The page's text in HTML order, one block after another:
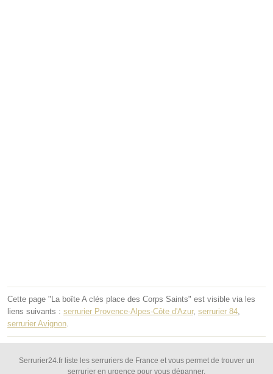
Cette page "La boîte A clés place des Corps Saints" est visible via les
liens suivants : serrurier Provence-Alpes-Côte d'Azur, serrurier 84,
serrurier Avignon.
Serrurier24.fr liste les serruriers de France et vous permet de trouver un
serrurier en urgence pour vous dépanner.